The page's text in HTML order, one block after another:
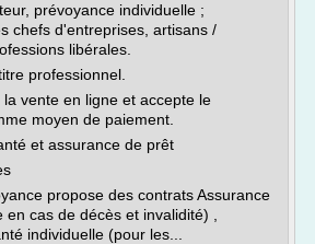
prévoyance individuelle ;
chefs d'entreprises, artisans /
libérales.
professionnel.
vente en ligne et accepte le
moyen de paiement.
et assurance de prêt
propose des contrats Assurance
cas de décès et invalidité) ,
individuelle (pour les...